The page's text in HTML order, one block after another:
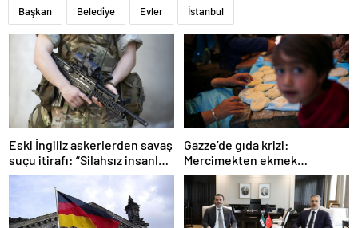
Başkan Belediye Evler İstanbul
Eski İngiliz askerlerden savaş
suçu itirafı: “Silahsız insanları
uykuda öldürdüler”
Gazze’de gıda krizi:
Mercimekten ekmek
yapıyorlar